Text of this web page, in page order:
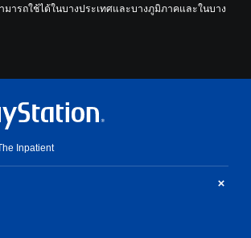
มารถใช้ได้ในบางประเทศและบางภูมิภาคและในบาง
Inpatient